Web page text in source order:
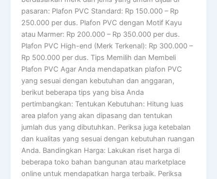
pasaran: Plafon PVC Standard: Rp 150.000 – Rp
250.000 per dus. Plafon PVC dengan Motif Kayu
atau Marmer: Rp 200.000 – Rp 350.000 per dus.
Plafon PVC High-end (Merk Terkenal): Rp 300.000 –
Rp 500.000 per dus. Tips Memilih dan Membeli
Plafon PVC Agar Anda mendapatkan plafon PVC
yang sesuai dengan kebutuhan dan anggaran,
berikut beberapa tips yang bisa Anda
pertimbangkan: Tentukan Kebutuhan: Hitung luas
area plafon yang akan dipasang dan tentukan
jumlah dus yang dibutuhkan. Periksa juga ketebalan
dan kualitas yang sesuai dengan kebutuhan ruangan
Anda. Bandingkan Harga: Lakukan riset harga di
beberapa toko bahan bangunan atau marketplace
online untuk mendapatkan harga terbaik. Periksa